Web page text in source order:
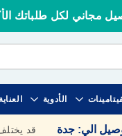
مجاني لكل طلباتك الأكثر من
الأدوية
الي: جدة قد